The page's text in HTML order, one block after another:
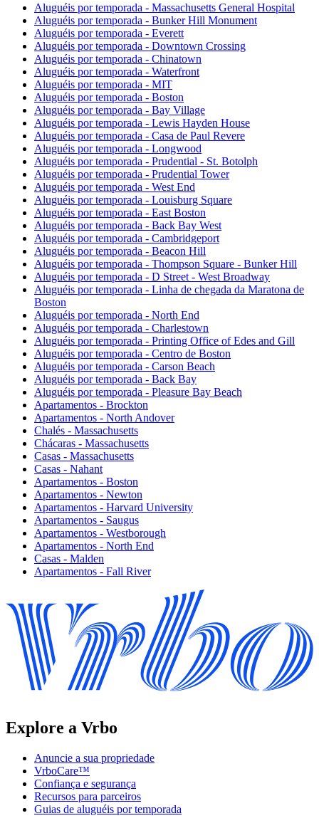
Aluguéis por temporada - Massachusetts General Hospital
Aluguéis por temporada - Bunker Hill Monument
Aluguéis por temporada - Everett
Aluguéis por temporada - Downtown Crossing
Aluguéis por temporada - Chinatown
Aluguéis por temporada - Waterfront
Aluguéis por temporada - MIT
Aluguéis por temporada - Boston
Aluguéis por temporada - Bay Village
Aluguéis por temporada - Lewis Hayden House
Aluguéis por temporada - Casa de Paul Revere
Aluguéis por temporada - Longwood
Aluguéis por temporada - Prudential - St. Botolph
Aluguéis por temporada - Prudential Tower
Aluguéis por temporada - West End
Aluguéis por temporada - Louisburg Square
Aluguéis por temporada - East Boston
Aluguéis por temporada - Back Bay West
Aluguéis por temporada - Cambridgeport
Aluguéis por temporada - Beacon Hill
Aluguéis por temporada - Thompson Square - Bunker Hill
Aluguéis por temporada - D Street - West Broadway
Aluguéis por temporada - Linha de chegada da Maratona de
Boston
Aluguéis por temporada - North End
Aluguéis por temporada - Charlestown
Aluguéis por temporada - Printing Office of Edes and Gill
Aluguéis por temporada - Centro de Boston
Aluguéis por temporada - Carson Beach
Aluguéis por temporada - Back Bay
Aluguéis por temporada - Pleasure Bay Beach
Apartamentos - Brockton
Apartamentos - North Andover
Chalés - Massachusetts
Chácaras - Massachusetts
Casas - Massachusetts
Casas - Nahant
Apartamentos - Boston
Apartamentos - Newton
Apartamentos - Harvard University
Apartamentos - Saugus
Apartamentos - Westborough
Apartamentos - North End
Casas - Malden
Apartamentos - Fall River
Explore a Vrbo
Anuncie a sua propriedade
VrboCare™
Confiança e segurança
Recursos para parceiros
Guias de aluguéis por temporada